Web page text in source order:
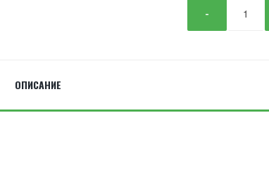
-
ОПИСАНИЕ